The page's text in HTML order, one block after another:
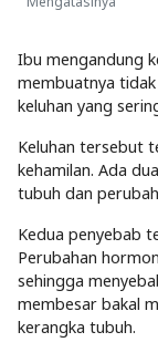
Ibu mengandung
membuatnya tidak
keluhan yang
Keluhan tersebut
kehamilan. Ada
tubuh dan
Kedua penyebab
Perubahan
sehingga
membesar bakal
kerangka tubuh.